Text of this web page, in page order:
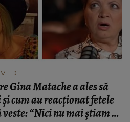
VEDETE
Gina Matache a ales să
cum au reacționat fetele
“Nici nu mai știam ce